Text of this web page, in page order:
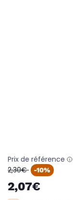
Prix de référence
oldPrice
2,30€ -10%
2,07€